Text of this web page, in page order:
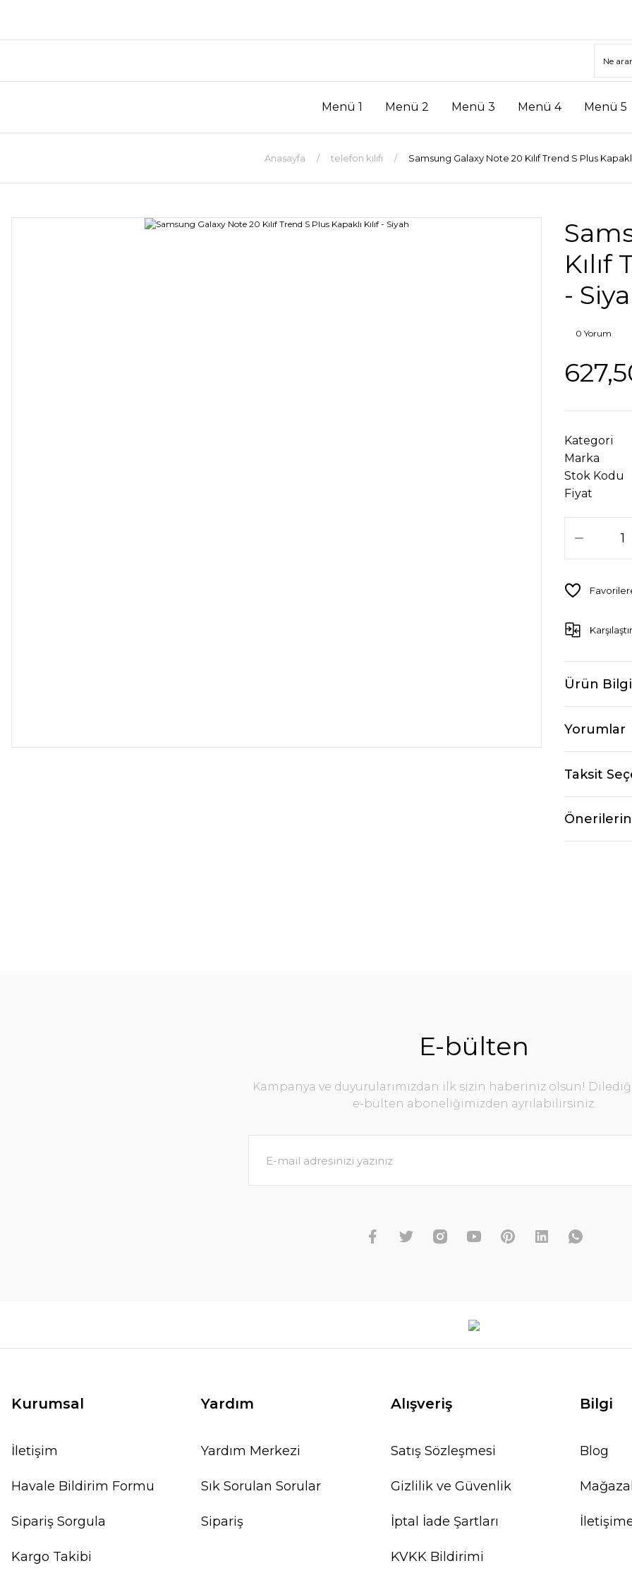
Menü 1 Menü 2 Menü 3 Menü 4 Menü 5
Anasayfa telefon kılıfı Samsung Galaxy Note 20 Kılıf Trend S Plus Kapaklı
Kılıf
-
0 Yorum
Kategori
Marka
Stok Kodu
Fiyat
Karşılaştır
Ürün
Yorumlar
Taksit
E-bülten
Kampanya ve duyurularımızdan ilk sizin haberiniz olsun!
e-bülten aboneliğimizden ayrılabilirsiniz.
Kurumsal
İletişim
Havale Bildirim Formu
Sipariş Sorgula
Kargo Takibi
Yardım
Yardım Merkezi
Sık Sorulan Sorular
Sipariş
Alışveriş
Satış Sözleşmesi
Gizlilik ve Güvenlik
İptal İade Şartları
KVKK Bildirimi
Bilgi
Blog